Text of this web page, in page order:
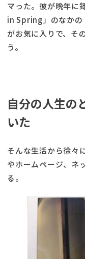
マった。彼が晩年に
in Spring」のなかの
がお気に入りで、そ
う。
自分の人生の
いた
そんな生活から徐々
やホームページ、ネ
る。